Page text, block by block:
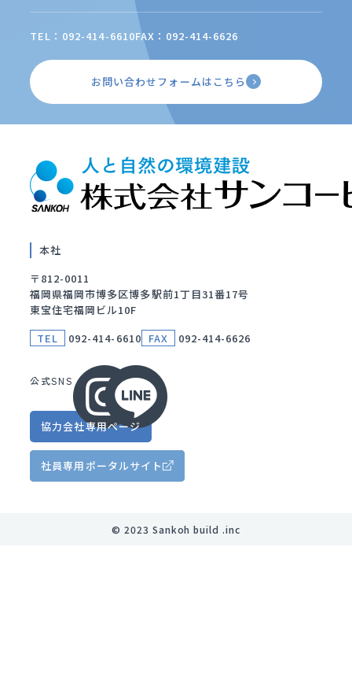
TEL：092-414-6610FAX：092-414-6626
お問い合わせフォームはこちら
本社
〒812-0011
福岡県福岡市博多区博多駅前1丁目31番17号
東宝住宅福岡ビル10F
TEL
092-414-6610 FAX 092-414-6626
公式SNS
協力会社専用ページ
社員専用 ポータルサイト
©︎ 2023 Sankoh build .inc